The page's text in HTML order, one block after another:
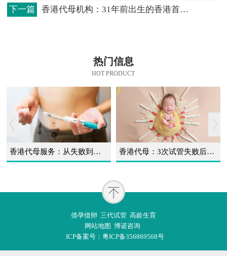
下一篇 香港代母机构：31年前出生的香港首例试管婴儿 当妈妈了
热门信息
HOT PRODUCT
​香港代母服务：​从失败到成功，海外试管婴儿凭什么改写我的求子结局 香港代母：3次试管失败后，我终于等到了我的小天使
借孕借卵 三代试管 高龄生育
网站地图 博诺咨询
ICP备案号：粤ICP备356869568号